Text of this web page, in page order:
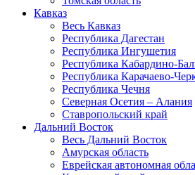
Кавказ
Весь Кавказ
Республика Дагестан
Республика Ингушетия
Республика Кабардино-
Республика Карачаево-
Республика Чечня
Северная Осетия – Алания
Ставропольский край
Дальний Восток
Весь Дальний Восток
Амурская область
Еврейская автономная